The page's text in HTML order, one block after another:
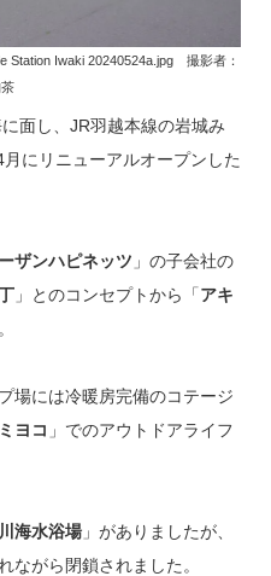
Station Iwaki 20240524a.jpg 撮影者：
面し、JR羽越本線の岩城み
にリニューアルオープンした
ザンハピネッツ 」の子会社の
」とのコンセプトから「アキ
場には冷暖房完備のコテージ
ヨコ 」でのアウトドアライフ
海水浴場」がありましたが、
ながら閉鎖されました。